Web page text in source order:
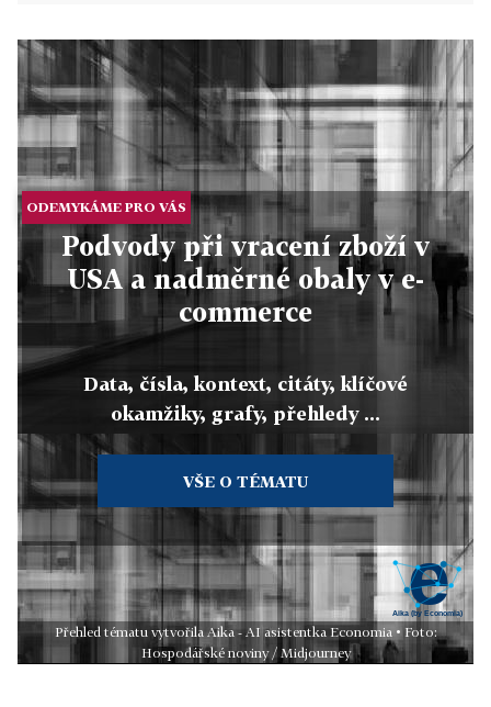
ODEMYKÁME PRO VÁS
Podvody při vracení zboží v
USA a nadměrné obaly v e-
commerce
Data, čísla, kontext, citáty, klíčové
okamžiky, grafy, přehledy ...
VŠE O TÉMATU
Přehled tématu vytvořila Aika - AI asistentka Economia • Foto:
Hospodářské noviny / Midjourney